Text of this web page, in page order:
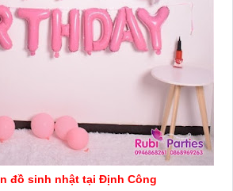
đồ sinh nhật tại Định Công